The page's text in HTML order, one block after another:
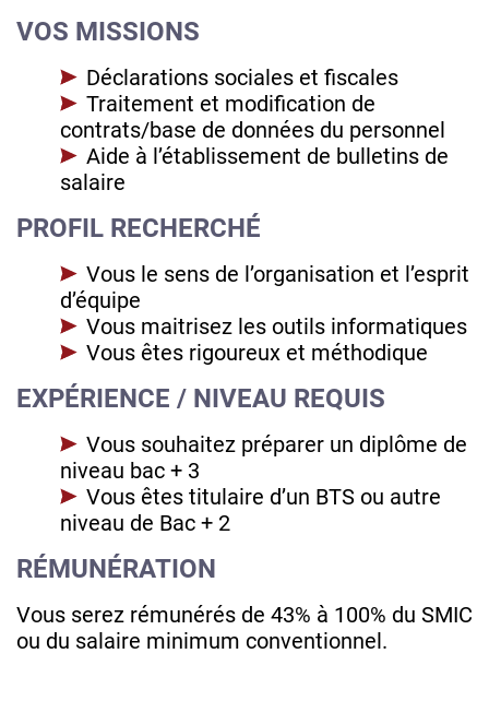
VOS MISSIONS
Déclarations sociales et fiscales
Traitement et modification de
contrats/base de données du personnel
Aide à l’établissement de bulletins de
salaire
PROFIL RECHERCHÉ
Vous le sens de l’organisation et l’esprit
d’équipe
Vous maitrisez les outils informatiques
Vous êtes rigoureux et méthodique
EXPÉRIENCE / NIVEAU REQUIS
Vous souhaitez préparer un diplôme de
niveau bac + 3
Vous êtes titulaire d’un BTS ou autre
niveau de Bac + 2
RÉMUNÉRATION
Vous serez rémunérés de 43% à 100% du SMIC
ou du salaire minimum conventionnel.